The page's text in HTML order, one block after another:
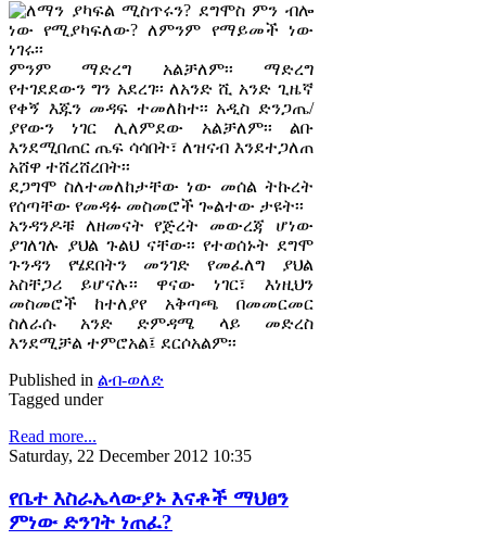
ለማን ያካፍል ሚስጥሩን? ደግሞስ ምን ብሎ
ነው የሚያካፍለው? ለምንም የማይመች ነው
ነገሩ፡፡
ምንም ማድረግ አልቻለም፡፡ ማድረግ
የተገደደውን ግን አደረገ፡፡ ለአንድ ሺ አንድ ጊዜኛ
የቀኝ እጁን መዳፍ ተመለከተ፡፡ አዲስ ድንጋጤ/
ያየውን ነገር ሊለምደው አልቻለም፡፡ ልቡ
እንደሚበጠር ጤፍ ሳሳበት፣ ለዝናብ እንደተጋለጠ
አሸዋ ተሸረሸረበት፡፡
ደጋግሞ ስለተመለከታቸው ነው መሰል ትኩረት
የሰጣቸው የመዳፉ መስመሮች ጐልተው ታዩት፡፡
አንዳንዶቹ ለዘመናት የጅረት መውረጃ ሆነው
ያገለገሉ ያህል ጉልህ ናቸው፡፡ የተወሰኑት ደግሞ
ጉንዳን የሄደበትን መንገድ የመፈለግ ያህል
አስቸጋሪ ይሆናሉ፡፡ ዋናው ነገር፣ እነዚህን
መስመሮች ከተለያየ አቅጣጫ በመመርመር
ስለራሱ አንድ ድምዳሜ ላይ መድረስ
እንደሚቻል ተምሮአል፤ ደርሶአልም፡፡
Published in ልብ-ወለድ
Tagged under
Read more...
Saturday, 22 December 2012 10:35
የቤተ እስራኤላውያኑ እናቶች ማህፀን
ምነው ድንገት ነጠፈ?